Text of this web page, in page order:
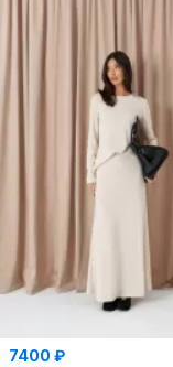
7400 ₽